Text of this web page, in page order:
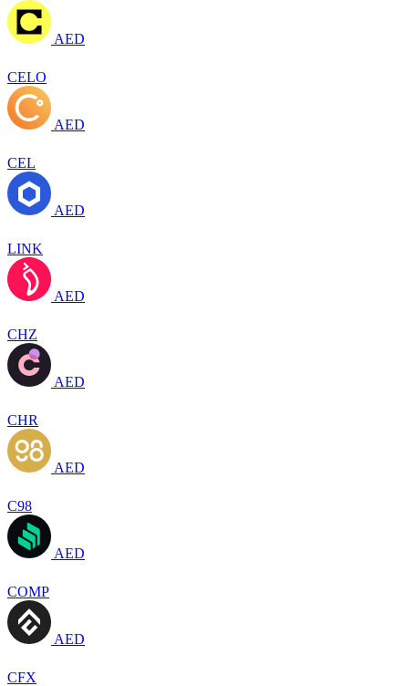
AED
CELO
AED
CEL
AED
LINK
AED
CHZ
AED
CHR
AED
C98
AED
COMP
AED
CFX